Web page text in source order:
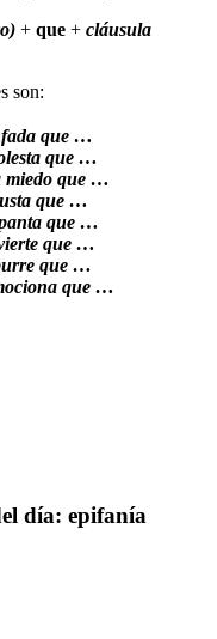
+ que + cláusula
son:
que …
que …
miedo que …
que …
que …
que …
que …
que …
día: epifanía